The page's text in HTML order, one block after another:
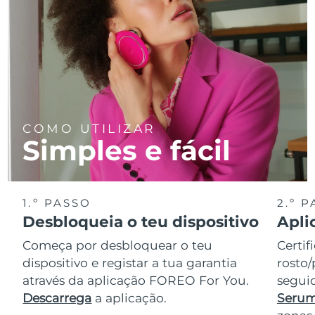
COMO UTILIZAR
Simples e fácil
1.º PASSO
Desbloqueia o teu dispositivo
Começa por desbloquear o teu
dispositivo e registar a tua garantia
através da aplicação FOREO For You.
Descarrega a aplicação.
2.º
rosto/